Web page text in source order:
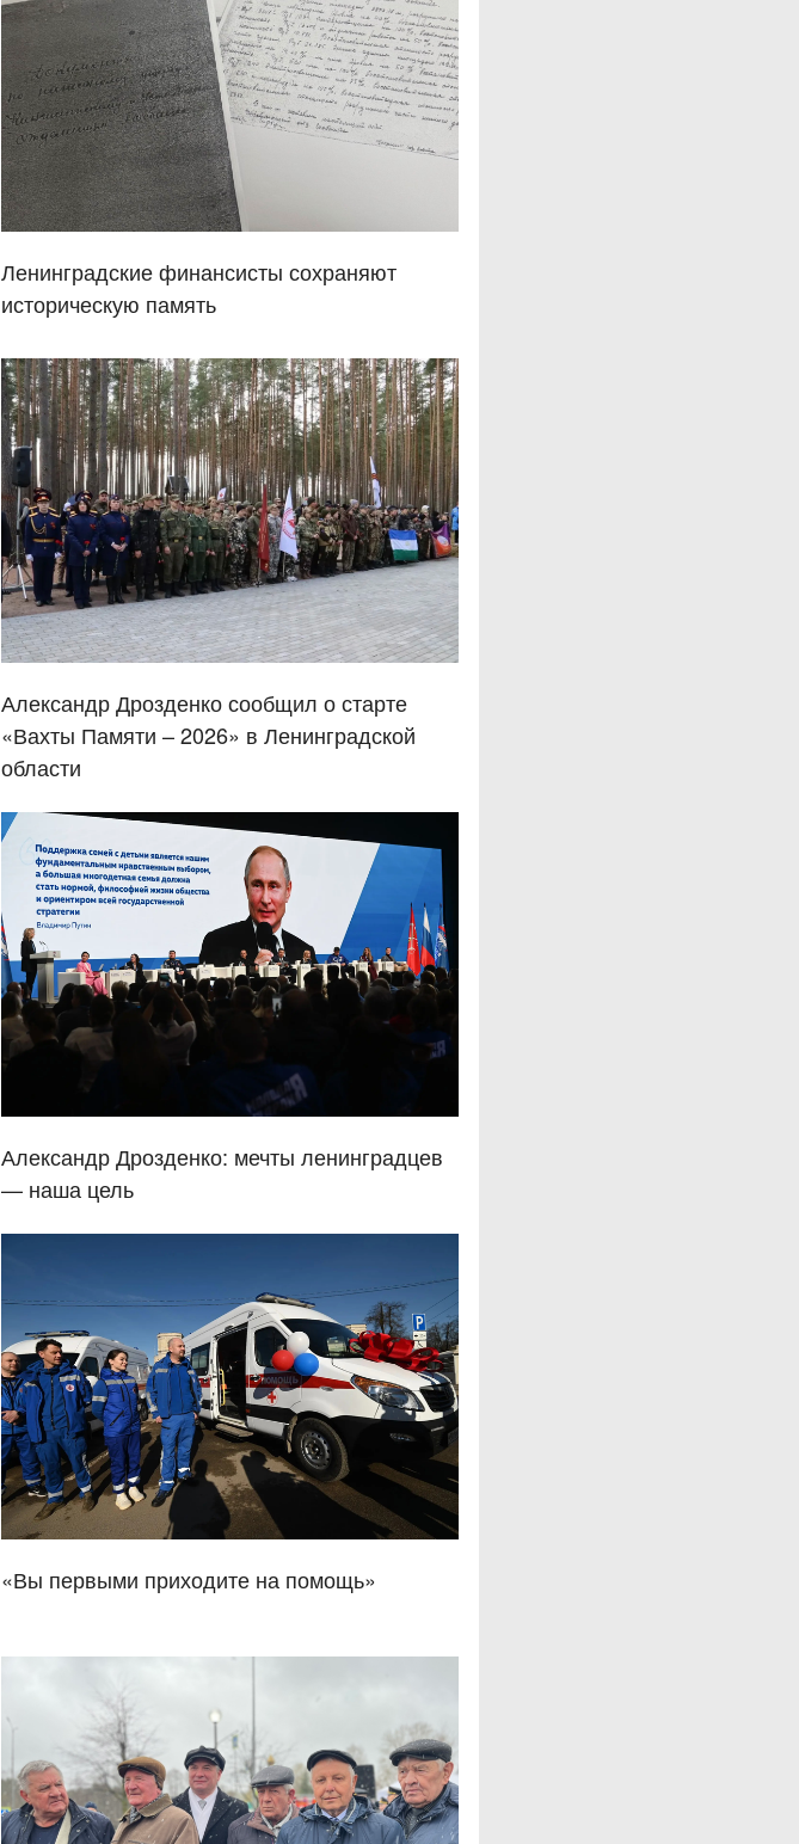
Ленинградские финансисты сохраняют
историческую память
Александр Дрозденко сообщил о старте
«Вахты Памяти – 2026» в Ленинградской
области
Александр Дрозденко: мечты ленинградцев
— наша цель
«Вы первыми приходите на помощь»